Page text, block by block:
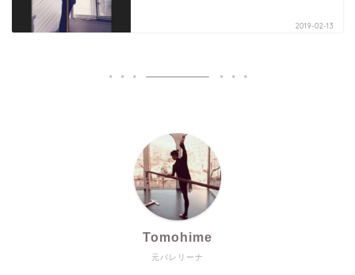
2019-02-13
元バレリーナ
Tomohime